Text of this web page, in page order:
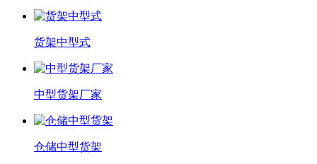
货架中型式
中型货架厂家
仓储中型货架